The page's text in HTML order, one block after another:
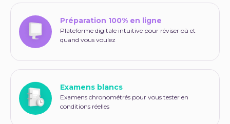
Préparation 100% en ligne
Plateforme digitale intuitive pour réviser où et
quand vous voulez
Examens blancs
Examens chronométrés pour vous tester en
conditions réelles